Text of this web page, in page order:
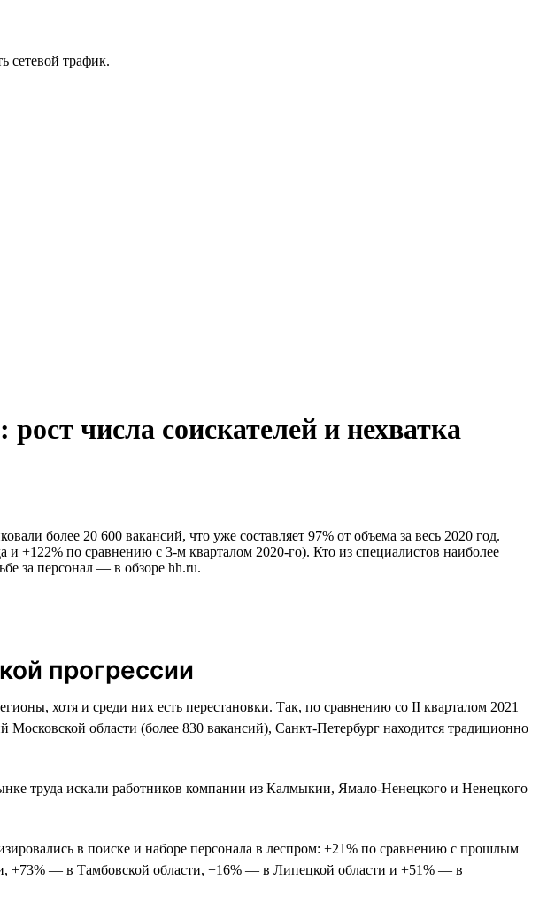
сетевой трафик.
числа соискателей и нехватка
более 20 600 вакансий, что уже составляет 97% от объема за весь 2020 год.
+122% по сравнению с 3-м кварталом 2020-го). Кто из специалистов наиболее
за персонал — в обзоре hh.ru.
прогрессии
хотя и среди них есть перестановки. Так, по сравнению со II кварталом 2021
Московской области (более 830 вакансий), Санкт-Петербург находится традиционно
труда искали работников компании из Калмыкии, Ямало-Ненецкого и Ненецкого
в поиске и наборе персонала в леспром: +21% по сравнению с прошлым
+73% — в Тамбовской области, +16% — в Липецкой области и +51% — в